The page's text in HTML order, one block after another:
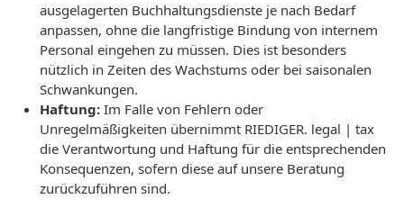
ausgelagerten Buchhaltungsdienste je nach Bedarf
anpassen, ohne die langfristige Bindung von internem
Personal eingehen zu müssen. Dies ist besonders
nützlich in Zeiten des Wachstums oder bei saisonalen
Schwankungen.
Haftung: Im Falle von Fehlern oder
Unregelmäßigkeiten übernimmt RIEDIGER. legal | tax
die Verantwortung und Haftung für die entsprechenden
Konsequenzen, sofern diese auf unsere Beratung
zurückzuführen sind.